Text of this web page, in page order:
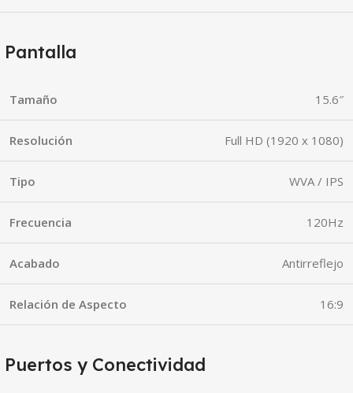
Pantalla
Tamaño 15.6″
Resolución Full HD (1920 x 1080)
Tipo WVA / IPS
Frecuencia 120Hz
Acabado Antirreflejo
Relación de Aspecto 16:9
Puertos y Conectividad